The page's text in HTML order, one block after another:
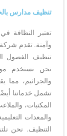
تنظيف مدارس
تعتبر النظافة
وآمنة. تقدم
تنظيف الفصول
نحن نستخدم
والجراثيم، مما
تشمل خدماتنا
المكتبات،
والمعدات
التنظيف. نحن